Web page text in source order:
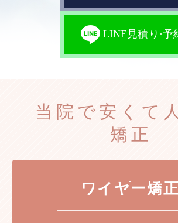
LINE見積り·予
当院で安くて
矯正
ワイヤー矯正